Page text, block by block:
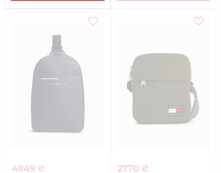
4849 ₴ 2770 ₴